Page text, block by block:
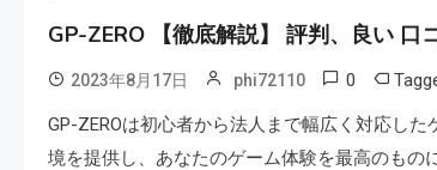
GP-ZERO 【徹底解説】 評判、良い 口
2023年8月17日 phi72110 0
GP-ZEROは初心者から法人まで幅広く対応し
境を提供し、あなたのゲーム体験を最高のもの